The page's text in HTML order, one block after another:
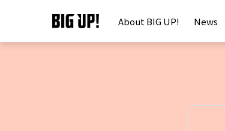
About BIG UP! News